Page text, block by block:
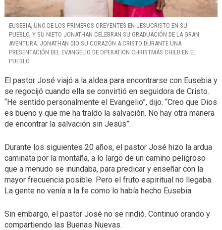
EUSEBIA, UNO DE LOS PRIMEROS CREYENTES EN JESUCRISTO EN SU
PUEBLO, Y SU NIETO JONATHAN CELEBRAN SU GRADUACIÓN DE LA GRAN
AVENTURA. JONATHAN DIO SU CORAZÓN A CRISTO DURANTE UNA
PRESENTACIÓN DEL EVANGELIO DE OPERATION CHRISTMAS CHILD EN EL
PUEBLO.
El pastor José viajó a la aldea para encontrarse con Eusebia y
se regocijó cuando ella se convirtió en seguidora de Cristo.
“He sentido personalmente el Evangelio”, dijo. “Creo que Dios
es bueno y que me ha traído la salvación. No hay otra manera
de encontrar la salvación sin Jesús”.
Durante los siguientes 20 años, el pastor José hizo la ardua
caminata por la montaña, a lo largo de un camino peligroso
que a menudo se inundaba, para predicar y enseñar con la
mayor frecuencia posible. Pero el fruto espiritual no llegaba.
La gente no venía a la fe como lo había hecho Eusebia.
Sin embargo, el pastor José no se rindió. Continuó orando y
compartiendo las Buenas Nuevas.